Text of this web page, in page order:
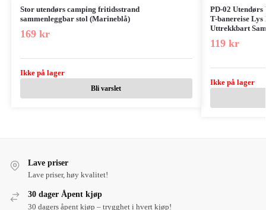
Stor utendørs camping fritidsstrand
sammenleggbar stol (Marineblå)
169 kr
Ikke på lager
Bli varslet
PD-02
T-banereise Lys
Uttrekkbart
119 kr
Ikke på lager
Lave priser
Lave priser, høy kvalitet!
30 dager Åpent kjøp
30 dagers åpent kjøp – trygghet i hvert kjøp!